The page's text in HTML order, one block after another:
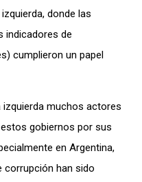
donde las
indicadores de
cumplieron un papel
izquierda muchos actores
gobiernos por sus
en Argentina,
corrupción han sido